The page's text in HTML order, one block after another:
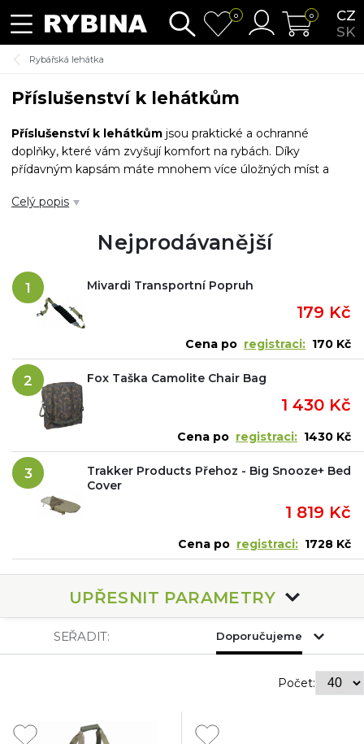
CZ
SK
0 0
Rybářská lehátka
Příslušenství k lehátkům
Příslušenství k lehátkům jsou praktické a ochranné
doplňky, které vám zvyšují komfort na rybách. Díky
přídavným kapsám máte mnohem více úložných míst a
přepravního obalu je vaše rybářské lehátko nejen více
Celý popis
Nejprodávanější
1 Mivardi Transportní Popruh
179 Kč
Cena po registraci: 170 Kč
2 Fox Taška Camolite Chair Bag
1 430 Kč
Cena po registraci: 1430 Kč
3
Trakker Products Přehoz - Big Snooze+ Bed
Cover
1 819 Kč
Cena po registraci: 1728 Kč
UPŘESNIT PARAMETRY
SEŘADIT: Doporučujeme
Počet: